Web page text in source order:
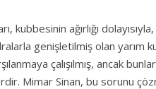
kubbesinin ağırlığı
genişletilmiş olan
çalışılmış, ancak
Mimar Sinan, bu sorunu